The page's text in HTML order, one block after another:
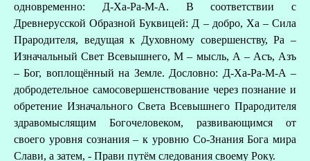
одновременно: Д-Ха-Ра-М-А. В соответствии с
Древнерусской Образной Буквицей: Д – добро, Ха – Сила
Прародителя, ведущая к Духовному совершенству, Ра –
Изначальный Свет Всевышнего, М – мысль, А – Асъ, Азъ
– Бог, воплощённый на Земле. Дословно: Д-Ха-Ра-М-А –
добродетельное самосовершенствование через познание и
обретение Изначального Света Всевышнего Прародителя
здравомыслящим Богочеловеком, развивающимся от
своего уровня сознания – к уровню Со-Знания Бога мира
Слави, а затем, - Прави путём следования своему Року.